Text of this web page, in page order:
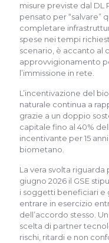
misure previste dal DL
pensato per “salvare”
completare
spese nei tempi
scenario, è accanto al
approvvigionamento
l’immissione in rete.
L’incentivazione del
naturale continua a
grazie a un doppio
capitale fino al 40%
incentivante per 15
biometano.
La vera svolta
giugno 2026 il GSE
i soggetti beneficiari e
entrare in esercizio
dell’accordo stesso.
scelta di partner
rischi, ritardi e non